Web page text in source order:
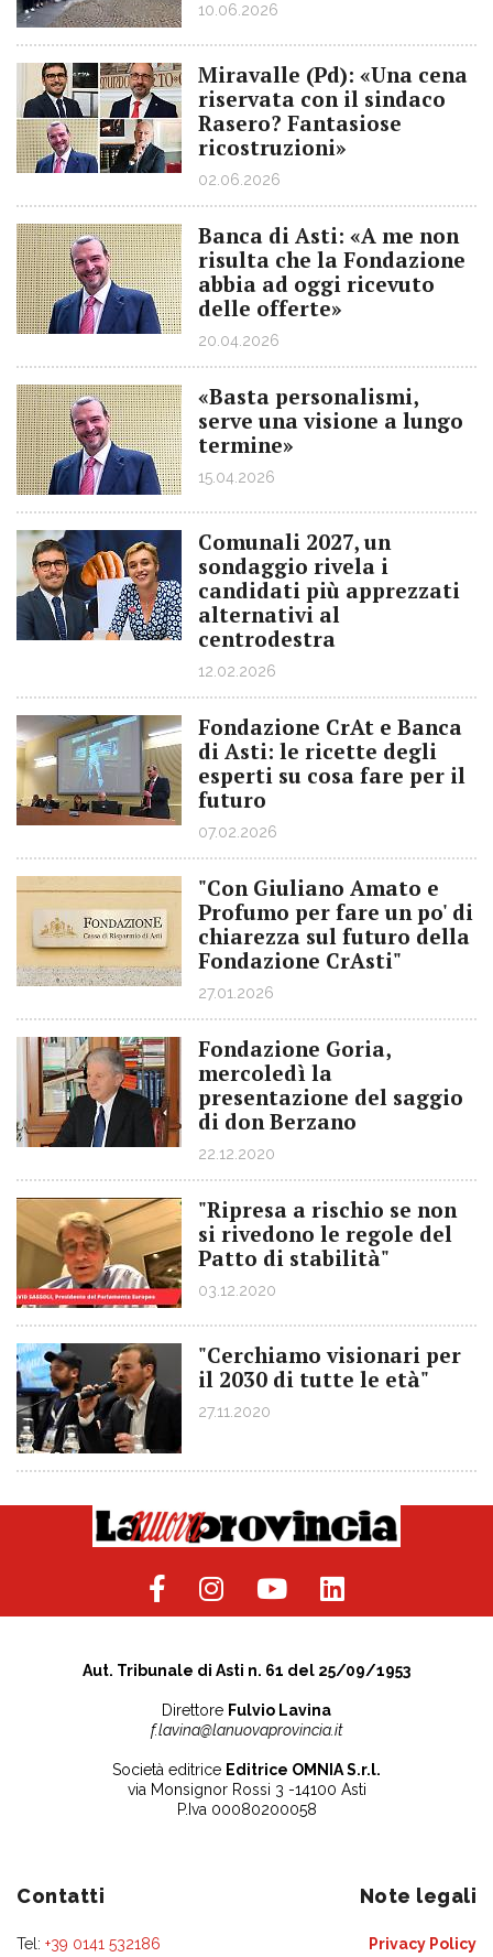
10.06.2026
Miravalle (Pd): «Una cena
riservata con il sindaco
Rasero? Fantasiose
ricostruzioni»
02.06.2026
Banca di Asti: «A me non
risulta che la Fondazione
abbia ad oggi ricevuto
delle offerte»
20.04.2026
«Basta personalismi,
serve una visione a lungo
termine»
15.04.2026
Comunali 2027, un
sondaggio rivela i
candidati più apprezzati
alternativi al
centrodestra
12.02.2026
Fondazione CrAt e Banca
di Asti: le ricette degli
esperti su cosa fare per il
futuro
07.02.2026
"Con Giuliano Amato e
Profumo per fare un po' di
chiarezza sul futuro della
Fondazione CrAsti"
27.01.2026
Fondazione Goria,
mercoledì la
presentazione del saggio
di don Berzano
22.12.2020
"Ripresa a rischio se non
si rivedono le regole del
Patto di stabilità"
03.12.2020
"Cerchiamo visionari per
il 2030 di tutte le età"
27.11.2020
Aut. Tribunale di Asti n. 61 del 25/09/1953
Direttore Fulvio Lavina
f.lavina@lanuovaprovincia.it
Società editrice Editrice OMNIA S.r.l.
via Monsignor Rossi 3 -14100 Asti
P.Iva 00080200058
Contatti
Tel: +39 0141 532186
Note legali
Privacy Policy